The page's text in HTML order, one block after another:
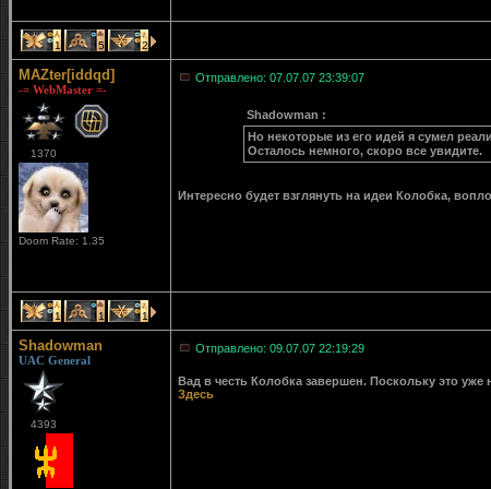
1 5 2
MAZter[iddqd]
-= WebMaster =-
1370
Doom Rate: 1.35
Отправлено: 07.07.07 23:39:07
Shadowman :
Но некоторые из его идей я сумел
Осталось немного, скоро все увидите.
Интересно будет взглянуть на идеи Колобка,
1 1 1
Shadowman
UAC General
4393
Отправлено: 09.07.07 22:19:29
Вад в честь Колобка завершен. Поскольку это уже
Здесь